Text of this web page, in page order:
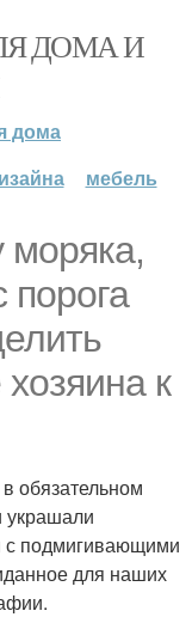
ДОМА И
дома
мебель
моряка,
к
обязательном
украшали
с подмигивающими
для наших